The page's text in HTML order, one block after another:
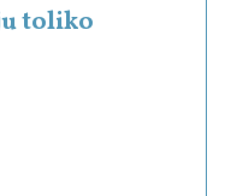
toliko